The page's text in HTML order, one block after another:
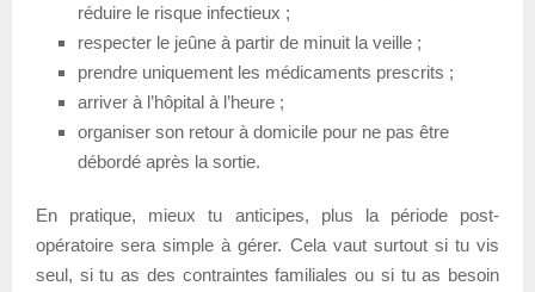
réduire le risque infectieux ;
respecter le jeûne à partir de minuit la veille ;
prendre uniquement les médicaments prescrits ;
arriver à l’hôpital à l’heure ;
organiser son retour à domicile pour ne pas être
débordé après la sortie.
En pratique, mieux tu anticipes, plus la période post-
opératoire sera simple à gérer. Cela vaut surtout si tu vis
seul, si tu as des contraintes familiales ou si tu as besoin